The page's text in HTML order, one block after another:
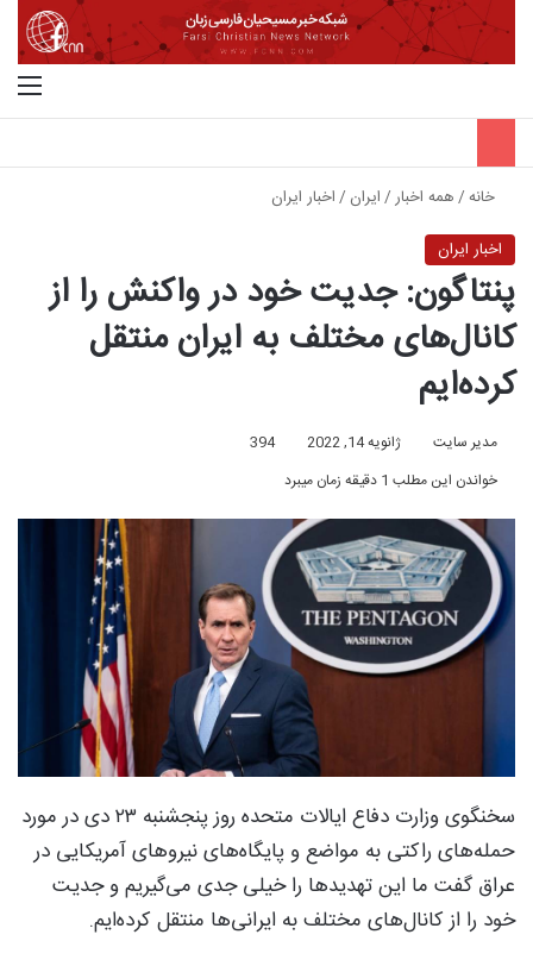
خانه/همه اخبار/ایران /اخبار ایران
اخبار ایران
پنتاگون: جدیت خود در واکنش را از
کانال‌های مختلف به ایران منتقل
کرده‌ایم
مدیر سایت ژانویه 14, 2022
394
خواندن این مطلب 1 دقیقه زمان میبرد
سخنگوی وزارت دفاع ایالات متحده روز پنجشنبه ۲۳ دی در مورد
حمله‌‌های راکتی به مواضع و پایگاه‌های نیروهای آمریکایی در
عراق گفت ما این تهدید‌ها را خیلی جدی می‌گیریم و جدیت
خود را از کانال‌های مختلف به ایرانی‌ها منتقل کرده‌ایم.